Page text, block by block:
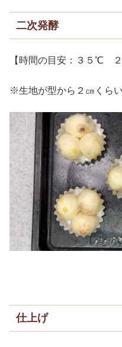
二次発酵
【時間の目安：３５℃ ２
※生地が型から２㎝くら
仕上げ